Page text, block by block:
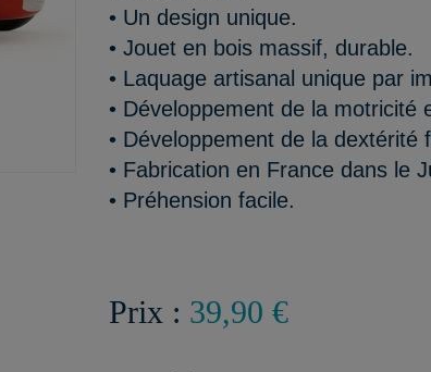
• Un design unique.
• Jouet en bois massif, durable.
• Laquage artisanal unique par
• Développement de la motricité
• Développement de la dextérité
• Fabrication en France dans le
• Préhension facile.
Prix : 39,90 €